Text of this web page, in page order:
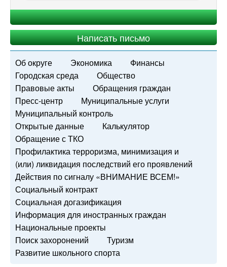
Написать письмо
Об округе Экономика
Финансы
Городская среда
Общество
Правовые акты
Обращения граждан
Пресс-центр
Муниципальные услуги
Муниципальный контроль
Открытые данные
Калькулятор
Обращение с ТКО
Профилактика терроризма, минимизация и
(или) ликвидация последствий его проявлений
Действия по сигналу «ВНИМАНИЕ ВСЕМ!»
Социальный контракт
Социальная догазификация
Информация для иностранных граждан
Национальные проекты
Поиск захоронений
Туризм
Развитие школьного спорта